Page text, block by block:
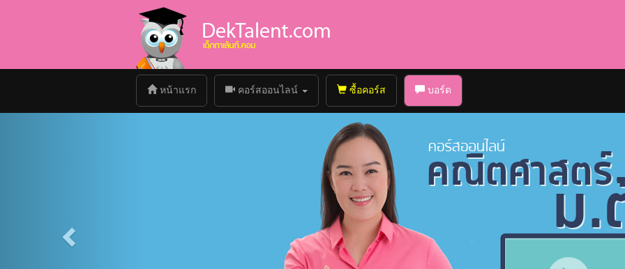
หน้าแรก(current) คอร์สออนไลน์ ซื้อคอร์ส บอร์ด